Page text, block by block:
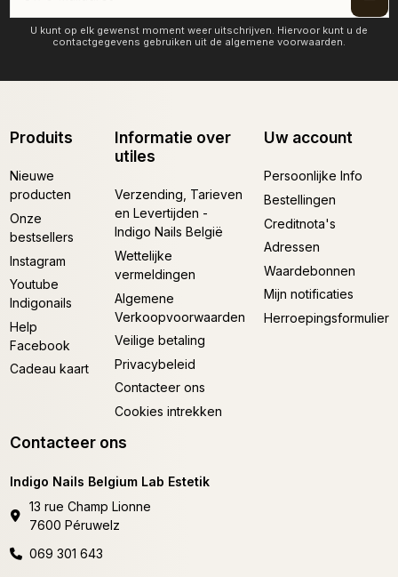
U kunt op elk gewenst moment weer uitschrijven. Hiervoor kunt u de
contactgegevens gebruiken uit de algemene voorwaarden.
Produits
Nieuwe
producten
Onze
bestsellers
Instagram
Youtube
Indigonails
Help
Facebook
Cadeau kaart
Informatie over
utiles
Verzending, Tarieven
en Levertijden -
Indigo Nails België
Wettelijke
vermeldingen
Algemene
Verkoopvoorwaarden
Veilige betaling
Privacybeleid
Contacteer ons
Cookies intrekken
Uw account
Persoonlijke Info
Bestellingen
Creditnota's
Adressen
Waardebonnen
Mijn notificaties
Herroepingsformulier
Contacteer ons
Indigo Nails Belgium Lab Estetik
13 rue Champ Lionne
7600 Péruwelz
069 301 643